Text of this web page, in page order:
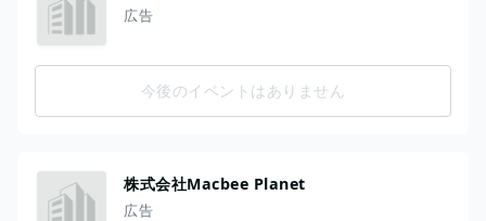
広告
今後のイベントはありません
株式会社Macbee Planet
広告